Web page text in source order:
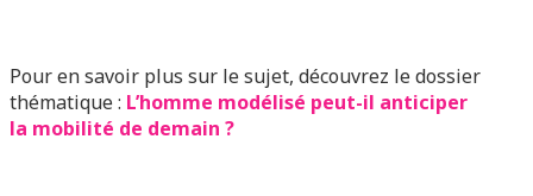
Pour en savoir plus sur le sujet, découvrez le dossier
thématique : L’homme modélisé peut-il anticiper
la mobilité de demain ?